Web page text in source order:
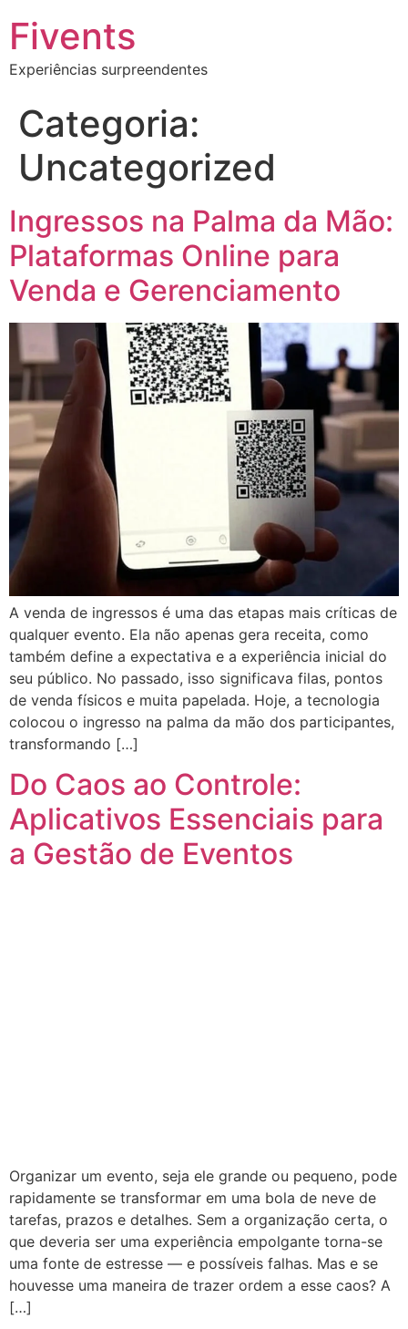
Fivents
Experiências surpreendentes
Categoria:
Uncategorized
Ingressos na Palma da Mão:
Plataformas Online para
Venda e Gerenciamento
A venda de ingressos é uma das etapas mais críticas de
qualquer evento. Ela não apenas gera receita, como
também define a expectativa e a experiência inicial do
seu público. No passado, isso significava filas, pontos
de venda físicos e muita papelada. Hoje, a tecnologia
colocou o ingresso na palma da mão dos participantes,
transformando […]
Do Caos ao Controle:
Aplicativos Essenciais para
a Gestão de Eventos
Organizar um evento, seja ele grande ou pequeno, pode
rapidamente se transformar em uma bola de neve de
tarefas, prazos e detalhes. Sem a organização certa, o
que deveria ser uma experiência empolgante torna-se
uma fonte de estresse — e possíveis falhas. Mas e se
houvesse uma maneira de trazer ordem a esse caos? A
[…]